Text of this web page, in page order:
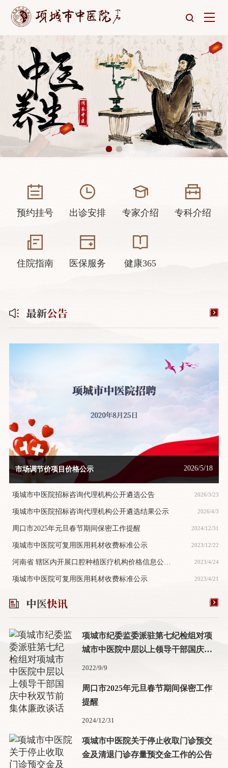
预约挂号 出诊安排 专家介绍 专科介绍
住院指南 医保服务 健康365
市场调节价项目价格公示 2026/5/18
项城市中医院招标咨询代理机构公开遴选公告 2026/3/23
项城市中医院招标咨询代理机构公开遴选结果公示 2026/4/3
周口市2025年元旦春节期间保密工作提醒 2024/12/31
项城市中医院可复用医用耗材收费标准公示 2023/12/22
河南省 辖区内开展口腔种植医疗机构价格信息公
2023/4/24
项城市中医院可复用医用耗材收费标准公示 2023/4/21
项城市纪委监委派驻第七纪检组对项
城市中医院中层以上领导干部国庆中
2022/9/9
周口市2025年元旦春节期间保密工作
提醒
2024/12/31
项城市中医院关于停止收取门诊预交
金及清退门诊存量预交金工作的公告